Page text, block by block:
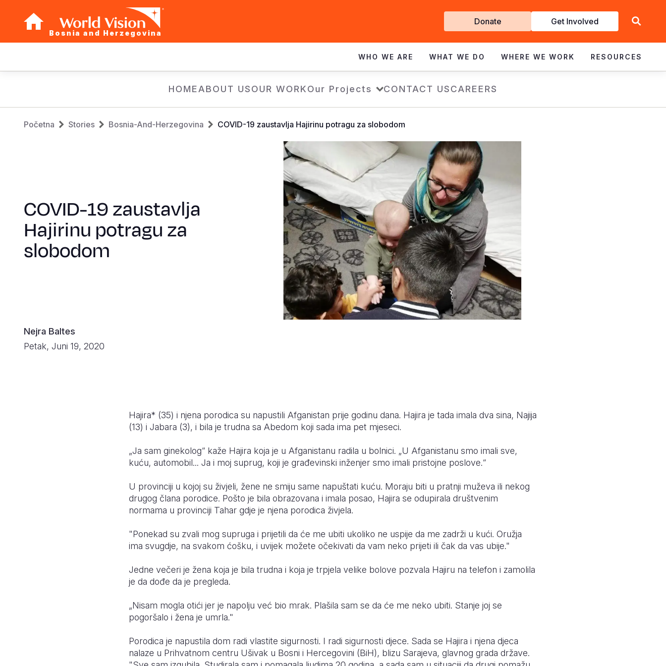
Bosnia and Herzegovina
Get
Involved
Donate Get Involved
navigation
WHO WE ARE WHAT WE DO WHERE WE WORK RESOURCES
HOMEABOUT USOUR WORKOur Projects CONTACT USCAREERS
Breadcrumb
Početna Stories Bosnia-And-Herzegovina COVID-19 zaustavlja Hajirinu potragu za slobodom
COVID-19 zaustavlja
Hajirinu potragu za
slobodom
Nejra Baltes
Petak, Juni 19, 2020
Hajira* (35) i njena porodica su napustili Afganistan prije godinu dana. Hajira je tada imala dva sina, Najija
(13) i Jabara (3), i bila je trudna sa Abedom koji sada ima pet mjeseci.
„Ja sam ginekolog“ kaže Hajira koja je u Afganistanu radila u bolnici. „U Afganistanu smo imali sve,
kuću, automobil... Ja i moj suprug, koji je građevinski inženjer smo imali pristojne poslove.“
U provinciji u kojoj su živjeli, žene ne smiju same napuštati kuću. Moraju biti u pratnji muževa ili nekog
drugog člana porodice. Pošto je bila obrazovana i imala posao, Hajira se odupirala društvenim
normama u provinciji Tahar gdje je njena porodica živjela.
"Ponekad su zvali mog supruga i prijetili da će me ubiti ukoliko ne uspije da me zadrži u kući. Oružja
ima svugdje, na svakom ćošku, i uvijek možete očekivati da vam neko prijeti ili čak da vas ubije."
Jedne večeri je žena koja je bila trudna i koja je trpjela velike bolove pozvala Hajiru na telefon i zamolila
je da dođe da je pregleda.
„Nisam mogla otići jer je napolju već bio mrak. Plašila sam se da će me neko ubiti. Stanje joj se
pogoršalo i žena je umrla."
Porodica je napustila dom radi vlastite sigurnosti. I radi sigurnosti djece. Sada se Hajira i njena djeca
nalaze u Prihvatnom centru Ušivak u Bosni i Hercegovini (BiH), blizu Sarajeva, glavnog grada države.